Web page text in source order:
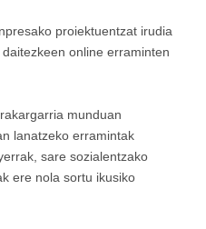
proiektuentzat irudia
online erraminten
munduan
lanatzeko erramintak
sare sozialentzako
ere nola sortu ikusiko